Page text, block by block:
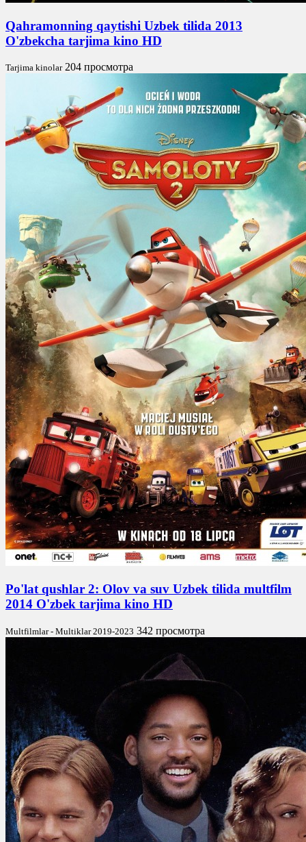
Qahramonning qaytishi Uzbek tilida 2013
O'zbekcha tarjima kino HD
Tarjima kinolar 204 просмотра
Po'lat qushlar 2: Olov va suv Uzbek tilida multfilm
2014 O'zbek tarjima kino HD
Multfilmlar - Multiklar 2019-2023 342 просмотра